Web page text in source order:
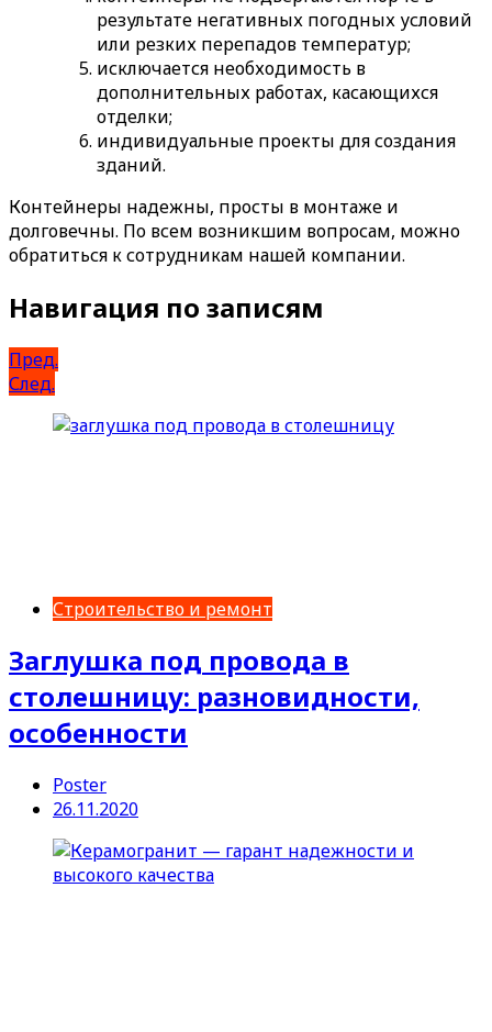
результате негативных погодных условий
или резких перепадов температур;
исключается необходимость в
дополнительных работах, касающихся
отделки;
индивидуальные проекты для создания
зданий.
Контейнеры надежны, просты в монтаже и
долговечны. По всем возникшим вопросам, можно
обратиться к сотрудникам нашей компании.
Навигация по записям
Пред.
След.
Строительство и ремонт
Заглушка под провода в
столешницу: разновидности,
особенности
Poster
26.11.2020